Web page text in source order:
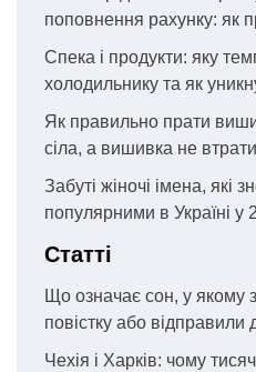
поповнення рахунку: як
Спека і продукти: яку
холодильнику та як
Як правильно прати
сіла, а вишивка не
Забуті жіночі імена, які
популярними в Україні у
Статті
Що означає сон, у якому
повістку або відправили
Чехія і Харків: чому